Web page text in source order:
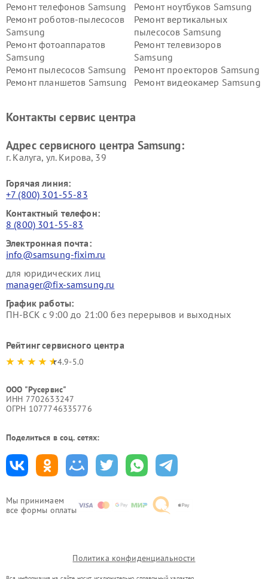
Мы принимаем
все формы оплаты
Ремонт телефонов Samsung
Ремонт ноутбуков Samsung
Ремонт роботов-пылесосов
Samsung
Ремонт вертикальных
пылесосов Samsung
Ремонт фотоаппаратов
Samsung
Ремонт телевизоров
Samsung
Ремонт пылесосов Samsung
Ремонт проекторов Samsung
Ремонт планшетов Samsung
Ремонт видеокамер Samsung
Контакты сервис центра
Адрес сервисного центра Samsung:
г. Калуга, ул. Кирова, 39
Горячая линия:
+7 (800) 301-55-83
Контактный телефон:
8 (800) 301-55-83
Электронная почта:
info@samsung-fixim.ru
для юридических лиц
manager@fix-samsung.ru
График работы:
ПН-ВСК с 9:00 до 21:00 без перерывов и выходных
Рейтинг сервисного центра
4.9-5.0
ООО "Русервис"
ИНН 7702633247
ОГРН 1077746335776
Поделиться в соц. сетях:
Политика конфиденциальности